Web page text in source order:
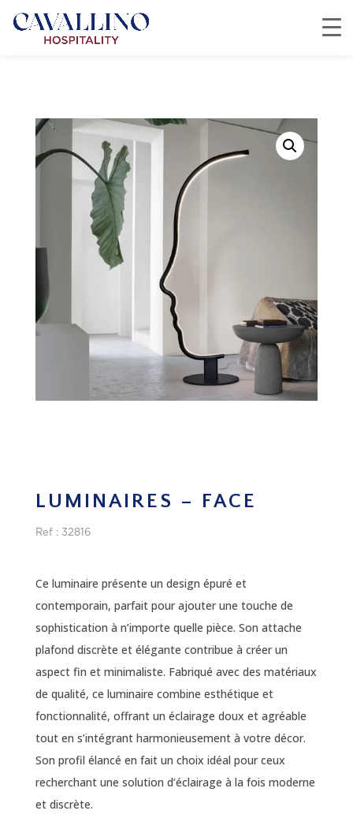
LUMINAIRES – FACE
Ref : 32816
Ce luminaire présente un design épuré et
contemporain, parfait pour ajouter une touche de
sophistication à n’importe quelle pièce. Son attache
plafond discrète et élégante contribue à créer un
aspect fin et minimaliste. Fabriqué avec des matériaux
de qualité, ce luminaire combine esthétique et
fonctionnalité, offrant un éclairage doux et agréable
tout en s’intégrant harmonieusement à votre décor.
Son profil élancé en fait un choix idéal pour ceux
recherchant une solution d’éclairage à la fois moderne
et discrète.